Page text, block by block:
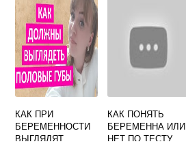
КАК ПРИ
БЕРЕМЕННОСТИ
ВЫГЛЯДЯТ
КАК ПОНЯТЬ
БЕРЕМЕННА ИЛИ
НЕТ ПО ТЕСТУ